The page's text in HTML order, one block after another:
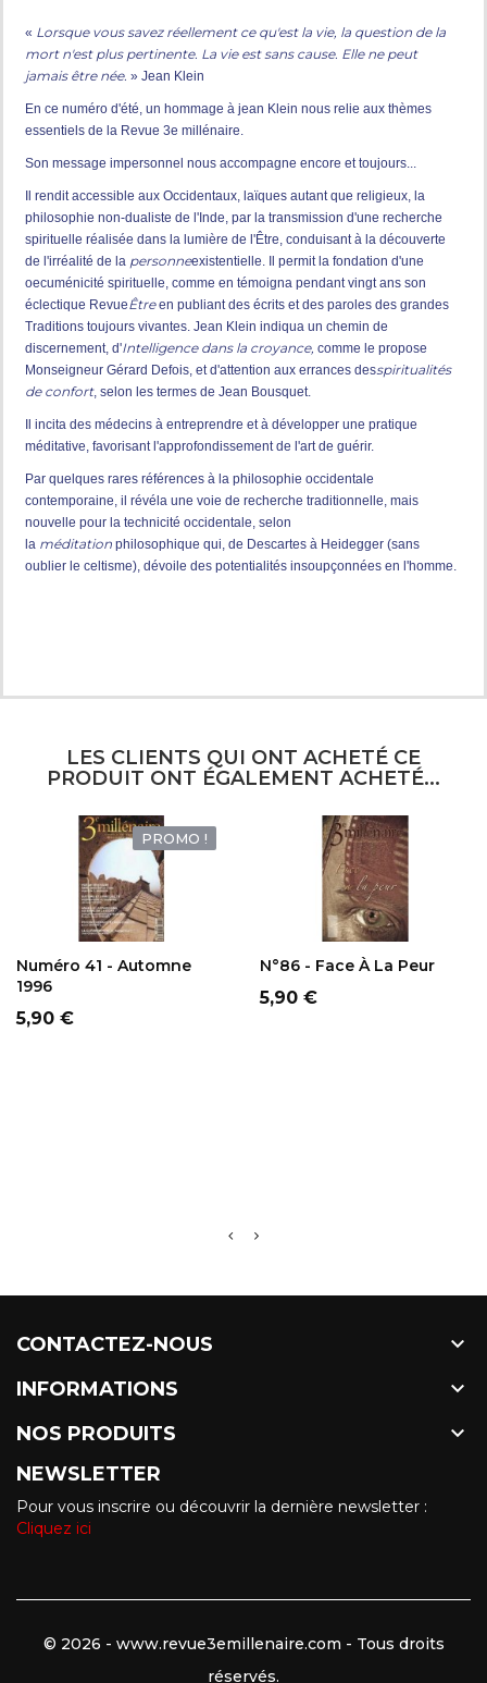
« Lorsque vous savez réellement ce qu'est la vie, la question de la
mort n'est plus pertinente. La vie est sans cause. Elle ne peut
jamais être née. » Jean Klein
En ce numéro d'été, un hommage à jean Klein nous relie aux thèmes
essentiels de la Revue 3e millénaire.
Son message impersonnel nous accompagne encore et toujours...
Il rendit accessible aux Occidentaux, laïques autant que religieux, la
philosophie non-dualiste de l'Inde, par la transmission d'une recherche
spirituelle réalisée dans la lumière de l'Être, conduisant à la découverte
de l'irréalité de la personneexistentielle. Il permit la fondation d'une
oecuménicité spirituelle, comme en témoigna pendant vingt ans son
éclectique RevueÊtre en publiant des écrits et des paroles des grandes
Traditions toujours vivantes. Jean Klein indiqua un chemin de
discernement, d'Intelligence dans la croyance, comme le propose
Monseigneur Gérard Defois, et d'attention aux errances desspiritualités
de confort, selon les termes de Jean Bousquet.
Il incita des médecins à entreprendre et à développer une pratique
méditative, favorisant l'approfondissement de l'art de guérir.
Par quelques rares références à la philosophie occidentale
contemporaine, il révéla une voie de recherche traditionnelle, mais
nouvelle pour la technicité occidentale, selon
la méditation philosophique qui, de Descartes à Heidegger (sans
oublier le celtisme), dévoile des potentialités insoupçonnées en l'homme.
LES CLIENTS QUI ONT ACHETÉ CE
PRODUIT ONT ÉGALEMENT ACHETÉ...
PROMO !
AJOUTER AU
PANIER
Numéro 41 - Automne
1996
Prix
5,90 €
AJOUTER AU
PANIER
N°86 - Face À La Peur
Prix
5,90 €
CONTACTEZ-NOUS 
INFORMATIONS 
NOS PRODUITS 
NEWSLETTER
Pour vous inscrire ou découvrir la dernière newsletter :
Cliquez ici
© 2026 - www.revue3emillenaire.com - Tous droits
réservés.